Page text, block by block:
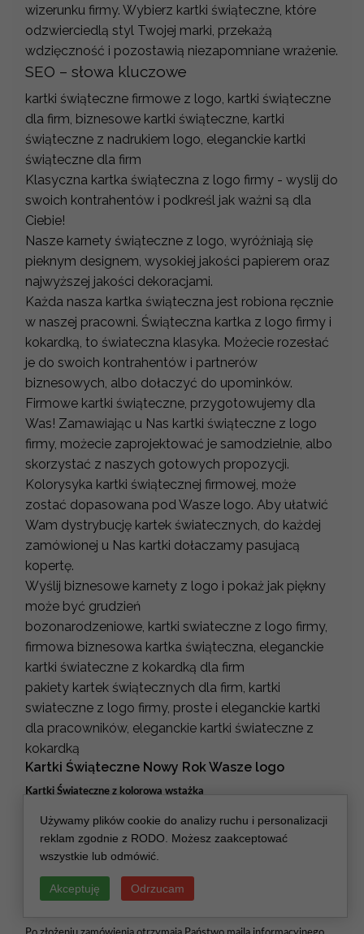
wizerunku firmy. Wybierz kartki świąteczne, które
odzwierciedlą styl Twojej marki, przekażą
wdzięczność i pozostawią niezapomniane wrażenie.
SEO – słowa kluczowe
kartki świąteczne firmowe z logo, kartki świąteczne
dla firm, biznesowe kartki świąteczne, kartki
świąteczne z nadrukiem logo, eleganckie kartki
świąteczne dla firm
Klasyczna kartka świąteczna z logo firmy - wyslij do
swoich kontrahentów i podkreśl jak ważni są dla
Ciebie!
Nasze karnety świąteczne z logo, wyróżniają się
pieknym designem, wysokiej jakości papierem oraz
najwyższej jakości dekoracjami.
Każda nasza kartka świąteczna jest robiona ręcznie
w naszej pracowni. Świąteczna kartka z logo firmy i
kokardką, to świateczna klasyka. Możecie rozesłać
je do swoich kontrahentów i partnerów
biznesowych, albo dołaczyć do upominków.
Firmowe kartki świąteczne, przygotowujemy dla
Was! Zamawiając u Nas kartki świąteczne z logo
firmy, możecie zaprojektować je samodzielnie, albo
skorzystać z naszych gotowych propozycji.
Kolorysyka kartki świątecznej firmowej, może
zostać dopasowana pod Wasze logo. Aby ułatwić
Wam dystrybucję kartek światecznych, do każdej
zamówionej u Nas kartki dołaczamy pasujacą
kopertę.
Wyślij biznesowe karnety z logo i pokaż jak piękny
może być grudzień
bozonarodzeniowe, kartki swiateczne z logo firmy,
firmowa biznesowa kartka świąteczna, eleganckie
kartki świateczne z kokardką dla firm
pakiety kartek świątecznych dla firm, kartki
swiateczne z logo firmy, proste i eleganckie kartki
dla pracowników, eleganckie kartki świateczne z
kokardką
Kartki Świąteczne Nowy Rok Wasze logo
Kartki Świąteczne z kolorową wstążką
15 cm x 15 cm lub 10 cm x 20 cm
Nadruk wewnątrz:
życzenia oraz logo w cenie
Wydruk logo wewnątrz:GRATIS!
Używamy plików cookie do analizy ruchu i personalizacji
reklam zgodnie z RODO. Możesz zaakceptować
wszystkie lub odmówić.
Akceptuję Odrzucam